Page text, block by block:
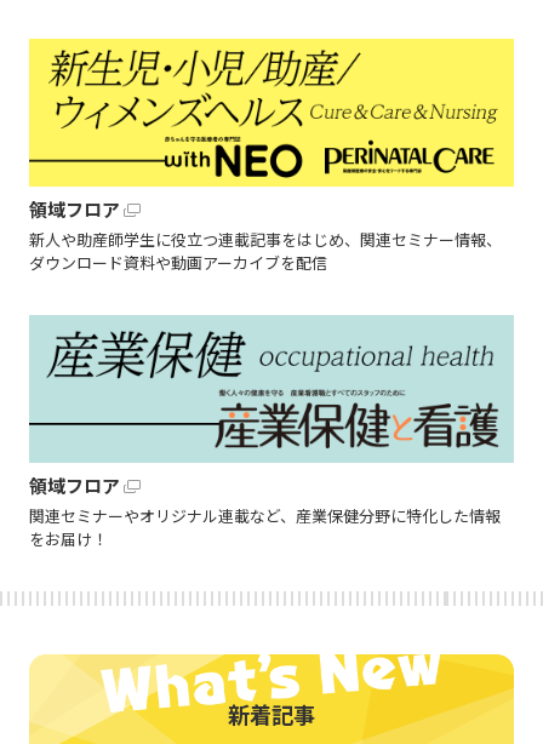
領域フロア
新人や助産師学生に役立つ連載記事をはじめ、関連セミナー情報、
ダウンロード資料や動画アーカイブを配信
領域フロア
関連セミナーやオリジナル連載など、産業保健分野に特化した情報
をお届け！
新着記事